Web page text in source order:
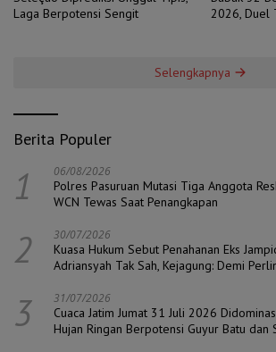
Laga Berpotensi Sengit
2026, Duel
Selengkapnya
Berita Populer
1 06/08/2026
Polres Pasuruan Mutasi Tiga Anggota
WCN Tewas Saat Penangkapan
2 30/07/2026
Kuasa Hukum Sebut Penahanan Eks
Adriansyah Tak Sah, Kejagung: Demi
3 31/07/2026
Cuaca Jatim Jumat 31 Juli 2026
Hujan Ringan Berpotensi Guyur Batu dan